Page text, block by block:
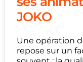
JOKO
Une opération
repose sur un